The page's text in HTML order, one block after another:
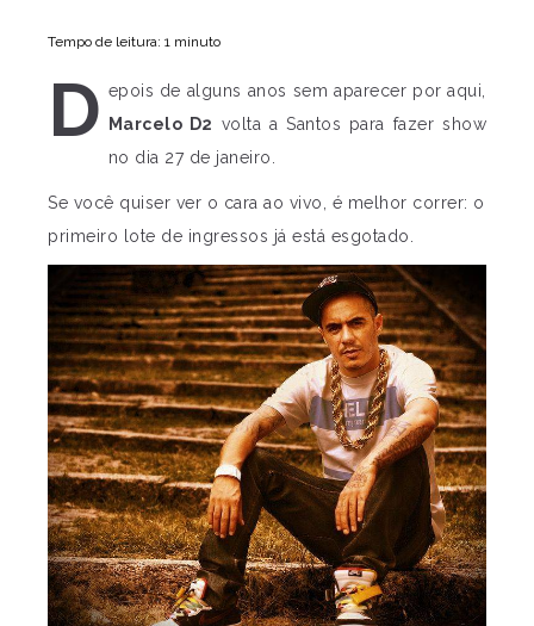
Tempo de leitura: 1 minuto
D epois de alguns anos sem aparecer por aqui,
Marcelo D2 volta a Santos para fazer show
no dia 27 de janeiro.
Se você quiser ver o cara ao vivo, é melhor correr: o
primeiro lote de ingressos já está esgotado.